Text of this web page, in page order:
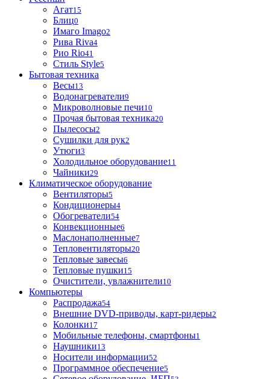
Агат15
Блиц0
Имаго Imago2
Рива Riva4
Рио Rio41
Стиль Style5
Бытовая техника
Весы13
Водонагреватели9
Микроволновые печи10
Прочая бытовая техника20
Пылесосы2
Сушилки для рук2
Утюги3
Холодильное оборудование11
Чайники29
Климатическое оборудование
Вентиляторы5
Кондиционеры4
Обогреватели54
Конвекционные6
Маслонаполненные7
Тепловентиляторы20
Тепловые завесы6
Тепловые пушки15
Очистители, увлажнители10
Компьютеры
Распродажа54
Внешние DVD-приводы, карт-ридеры2
Колонки17
Мобильные телефоны, смартфоны1
Наушники13
Носители информации52
Программное обеспечение5